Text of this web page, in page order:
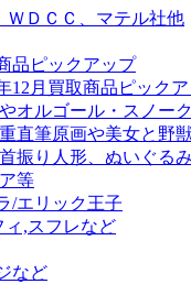
ＷＤＣＣ、マテル社他
品ピックアップ
12月買取商品ピック
オルゴール・スノー
筆原画や美女と野
振り人形、ぬいぐる
等
/エリック王子
,スフレなど
など